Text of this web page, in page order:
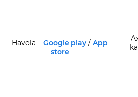
Havola – Google play / App
store